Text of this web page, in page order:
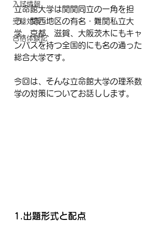
入試情報
受験対策
合格体験記
立命館大学は関関同立の一角を担
う、関西地区の有名・難関私立大
学。京都、滋賀、大阪茨木にもキャ
ンパスを持つ全国的にも名の通った
総合大学です。
今回は、そんな立命館大学の理系数
学の対策についてお話しします。
1.出題形式と配点